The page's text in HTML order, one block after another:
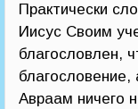
Практически
Иисус Своим
благословлен,
Авраам ничего